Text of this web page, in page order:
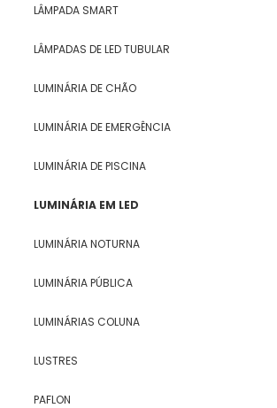
LÂMPADA SMART
LÂMPADAS DE LED TUBULAR
LUMINÁRIA DE CHÃO
LUMINÁRIA DE EMERGÊNCIA
LUMINÁRIA DE PISCINA
LUMINÁRIA EM LED
LUMINÁRIA NOTURNA
LUMINÁRIA PÚBLICA
LUMINÁRIAS COLUNA
LUSTRES
PAFLON